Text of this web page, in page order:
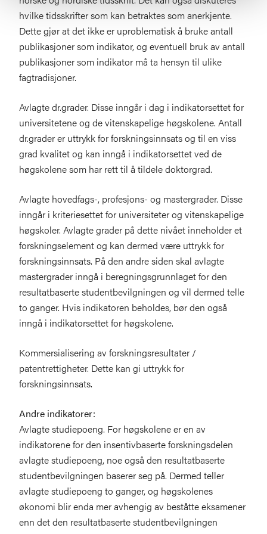
hvilke tidsskrifter som kan betraktes som anerkjente.
Dette gjør at det ikke er uproblematisk å bruke antall
publikasjoner som indikator, og eventuell bruk av antall
publikasjoner som indikator må ta hensyn til ulike
fagtradisjoner.
Avlagte dr.grader. Disse inngår i dag i indikatorsettet for
universitetene og de vitenskapelige høgskolene. Antall
dr.grader er uttrykk for forskningsinnsats og til en viss
grad kvalitet og kan inngå i indikatorsettet ved de
høgskolene som har rett til å tildele doktorgrad.
Avlagte hovedfags-, profesjons- og mastergrader. Disse
inngår i kriteriesettet for universiteter og vitenskapelige
høgskoler. Avlagte grader på dette nivået inneholder et
forskningselement og kan dermed være uttrykk for
forskningsinnsats. På den andre siden skal avlagte
mastergrader inngå i beregningsgrunnlaget for den
resultatbaserte studentbevilgningen og vil dermed telle
to ganger. Hvis indikatoren beholdes, bør den også
inngå i indikatorsettet for høgskolene.
Kommersialisering av forskningsresultater /
patentrettigheter. Dette kan gi uttrykk for
forskningsinnsats.
Andre indikatorer:
Avlagte studiepoeng. For høgskolene er en av
indikatorene for den insentivbaserte forskningsdelen
avlagte studiepoeng, noe også den resultatbaserte
studentbevilgningen baserer seg på. Dermed teller
avlagte studiepoeng to ganger, og høgskolenes
økonomi blir enda mer avhengig av beståtte eksamener
enn det den resultatbaserte studentbevilgningen